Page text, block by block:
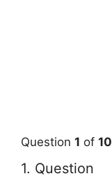
Question 1 of 10
1. Question